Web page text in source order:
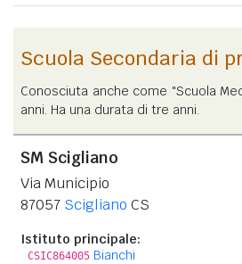
Scuola Secondaria di
Conosciuta anche come "Scuola
anni. Ha una durata di tre anni.
SM Scigliano
Via Municipio
87057 Scigliano CS
Istituto principale:
CSIC864005 Bianchi